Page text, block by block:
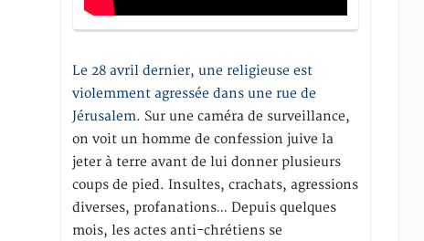
Le 28 avril dernier, une religieuse est
violemment agressée dans une rue de
Jérusalem. Sur une caméra de surveillance,
on voit un homme de confession juive la
jeter à terre avant de lui donner plusieurs
coups de pied. Insultes, crachats, agressions
diverses, profanations… Depuis quelques
mois, les actes anti-chrétiens se